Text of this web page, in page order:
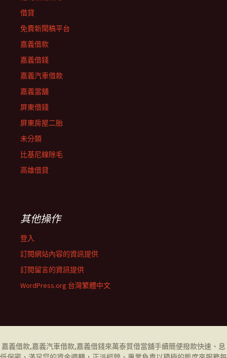
借貸
免費新聞稿平台
嘉義借款
嘉義借錢
嘉義汽車借款
嘉義當舖
屏東借錢
屏東房屋二胎
未分類
比基尼線除毛
高雄借貸
其他操作
登入
訂閱網站內容的資訊提供
訂閱留言的資訊提供
WordPress.org 台灣繁體中文
嘉義借款,嘉義汽車借款,嘉義借錢來萬泰質借當舖手續簡便撥款快速、息